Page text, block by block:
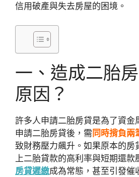
信用破產與失去房屋的困境。
一、造成二胎
原因？
許多人申請二胎房貸是為了資金
申請二胎房貸後，需 同時揹負兩
致財務壓力飆升。如果原本的房
上二胎貸款的高利率與短期還款
房貸遲繳成為常態，甚至引發催